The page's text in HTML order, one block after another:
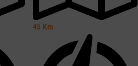
45 Km